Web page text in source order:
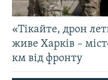
«Тікайте, дрон
живе Харків –
км від фронту